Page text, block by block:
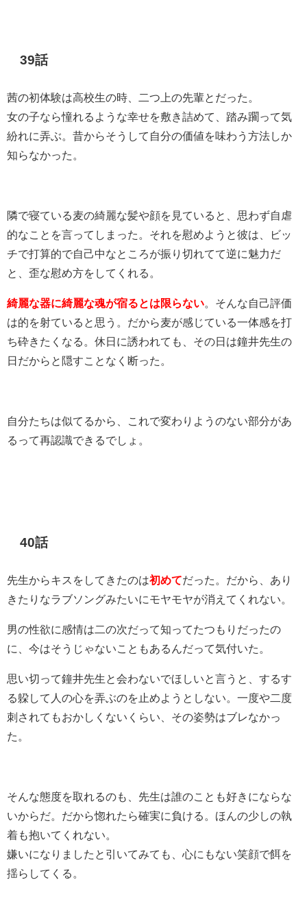
39話
茜の初体験は高校生の時、二つ上の先輩とだった。
女の子なら憧れるような幸せを敷き詰めて、踏み躙って気
紛れに弄ぶ。昔からそうして自分の価値を味わう方法しか
知らなかった。
隣で寝ている麦の綺麗な髪や顔を見ていると、思わず自虐
的なことを言ってしまった。それを慰めようと彼は、ビッ
チで打算的で自己中なところが振り切れてて逆に魅力だ
と、歪な慰め方をしてくれる。
綺麗な器に綺麗な魂が宿るとは限らない 。そんな自己評価
は的を射ていると思う。だから麦が感じている一体感を打
ち砕きたくなる。休日に誘われても、その日は鐘井先生の
日だからと隠すことなく断った。
自分たちは似てるから、これで変わりようのない部分があ
るって再認識できるでしょ。
40話
先生からキスをしてきたのは初めてだった。だから、あり
きたりなラブソングみたいにモヤモヤが消えてくれない。
男の性欲に感情は二の次だって知ってたつもりだったの
に、今はそうじゃないこともあるんだって気付いた。
思い切って鐘井先生と会わないでほしいと言うと、するす
る躱して人の心を弄ぶのを止めようとしない。一度や二度
刺されてもおかしくないくらい、その姿勢はブレなかっ
た。
そんな態度を取れるのも、先生は誰のことも好きにならな
いからだ。だから惚れたら確実に負ける。ほんの少しの執
着も抱いてくれない。
嫌いになりましたと引いてみても、心にもない笑顔で餌を
揺らしてくる。